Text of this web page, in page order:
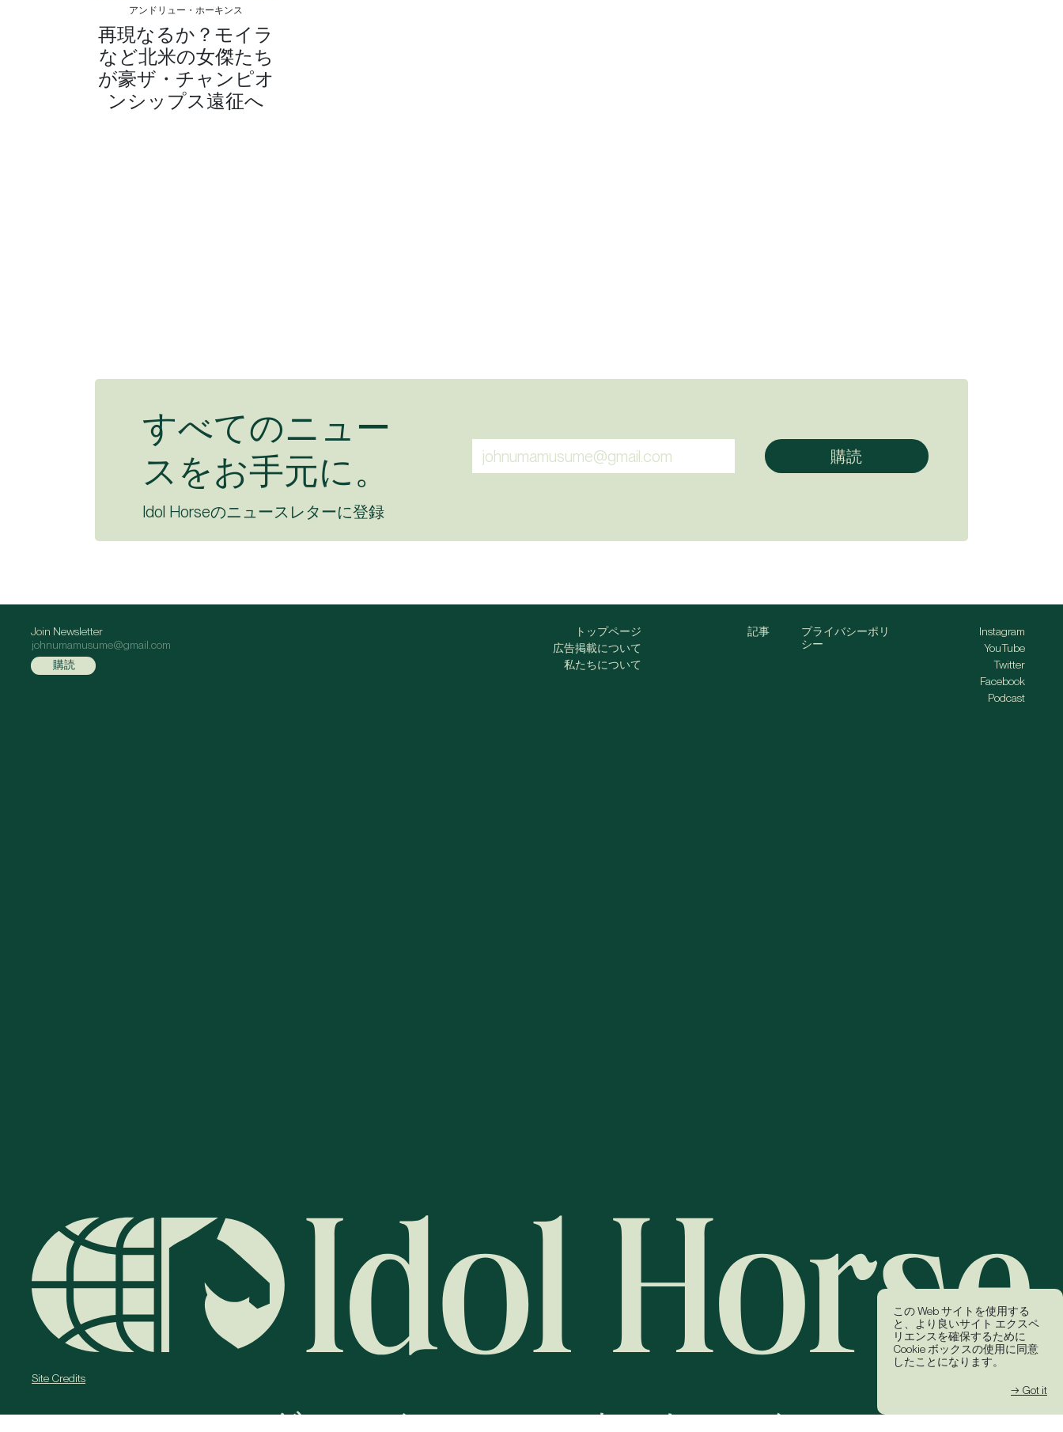
この Web サイトを使用する
と、より良いサイト エクスペ
リエンスを確保するために
Cookie ボックスの使用に同意
したことになります。
→ Got it
アンドリュー・ホーキンス
再現なるか？モイラ
など北米の女傑たち
が豪ザ・チャンピオ
ンシップス遠征へ
すべてのニュー
スをお手元に。
Idol Horseのニュースレターに登録
Join Newsletter
トップページ
広告掲載について
私たちについて
記事
プライバシーポリ
シー
Instagram
YouTube
Twitter
Facebook
Podcast
Site Credits